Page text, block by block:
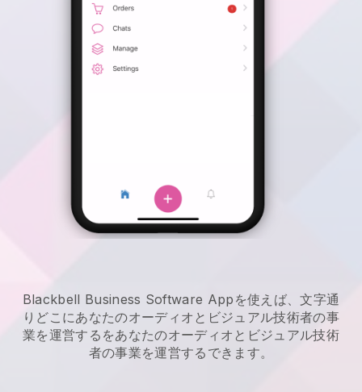
Blackbell Business Software Appを使えば、文字通
りどこにあなたのオーディオとビジュアル技術者の事
業を運営する をあなたのオーディオとビジュアル技術
者の事業を運営する できます。